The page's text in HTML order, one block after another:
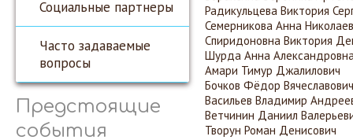
Социальные партнеры
Часто задаваемые
вопросы
Предстоящие
события
Радикульцева Виктория
Семерникова Анна
Спиридоновна Виктория
Шурда Анна
Амари Тимур Джалилович
Бочков Фёдор Вячеславович
Васильев Владимир
Ветчинин Даниил
Творун Роман Денисович